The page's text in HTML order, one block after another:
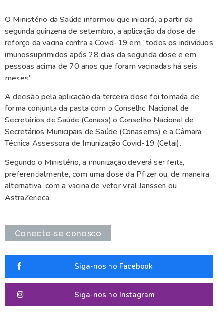
O Ministério da Saúde informou que iniciará, a partir da
segunda quinzena de setembro, a aplicação da dose de
reforço da vacina contra a Covid-19 em “todos os indivíduos
imunossuprimidos após 28 dias da segunda dose e em
pessoas acima de 70 anos que foram vacinadas há seis
meses”.
A decisão pela aplicação da terceira dose foi tomada de
forma conjunta da pasta com o Conselho Nacional de
Secretários de Saúde (Conass),o Conselho Nacional de
Secretários Municipais de Saúde (Conasems) e a Câmara
Técnica Assessora de Imunização Covid-19 (Cetai).
Segundo o Ministério, a imunização deverá ser feita,
preferencialmente, com uma dose da Pfizer ou, de maneira
alternativa, com a vacina de vetor viral Janssen ou
AstraZeneca.
Conecte-se conosco
Siga-nos no Facebook
Siga-nos no Instagram